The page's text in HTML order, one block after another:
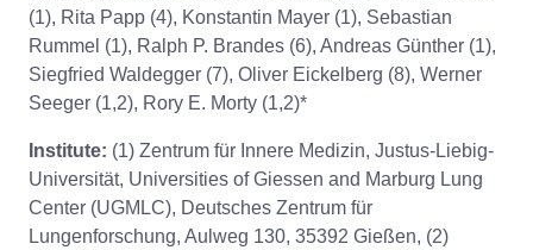
(1), Rita Papp (4), Konstantin Mayer (1), Sebastian
Rummel (1), Ralph P. Brandes (6), Andreas Günther (1),
Siegfried Waldegger (7), Oliver Eickelberg (8), Werner
Seeger (1,2), Rory E. Morty (1,2)*
Institute: (1) Zentrum für Innere Medizin, Justus-Liebig-
Universität, Universities of Giessen and Marburg Lung
Center (UGMLC), Deutsches Zentrum für
Lungenforschung, Aulweg 130, 35392 Gießen, (2)